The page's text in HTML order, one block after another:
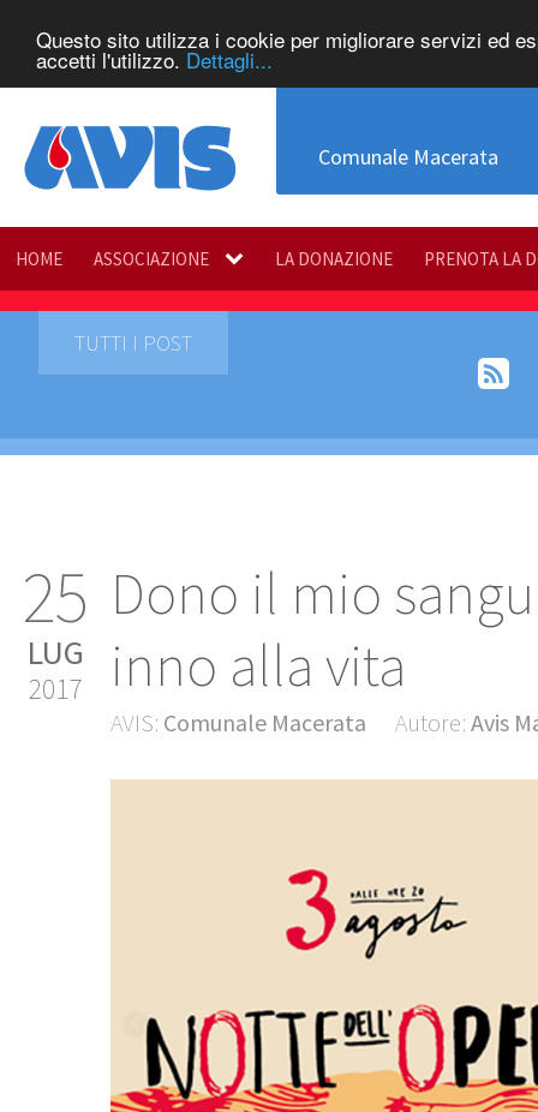
Questo sito utilizza i cookie per migliorare servizi ed
accetti l'utilizzo. Dettagli...
Comunale Macerata
HOME ASSOCIAZIONE LA DONAZIONE PRENOTA LA
TUTTI I POST
25
LUG
2017
Dono il mio
inno alla vita
AVIS: Comunale Macerata Autore: Avis